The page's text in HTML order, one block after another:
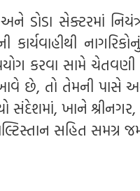
ડોડા સેક્ટરમાં
કાર્યવાહીથી
કરવા સામે
છે, તો તેમની પાસે
ખાને શ્રીનગર,
સહિત સમગ્ર